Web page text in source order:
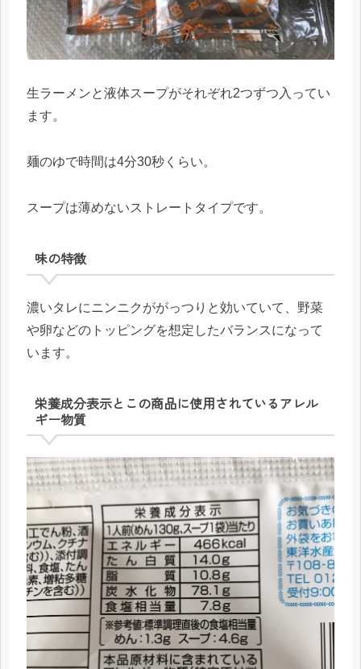
生ラーメンと液体スープがそれぞれ2つずつ入ってい
ます。
麺のゆで時間は4分30秒くらい。
スープは薄めないストレートタイプです。
味の特徴
濃いタレにニンニクががっつりと効いていて、野菜
や卵などのトッピングを想定したバランスになって
います。
栄養成分表示とこの商品に使用されているアレル
ギー物質